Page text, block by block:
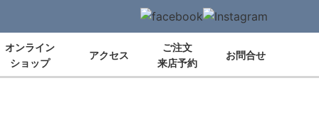
オンライン
ショップ
アクセス
ご注文
来店予約
お問合せ